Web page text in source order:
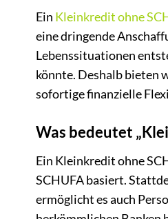
Ein Kleinkredit ohne
eine dringende
Lebenssituationen
könnte. Deshalb bieten
sofortige finanzielle
Was bedeutet
Ein Kleinkredit ohne
SCHUFA basiert.
ermöglicht es auch